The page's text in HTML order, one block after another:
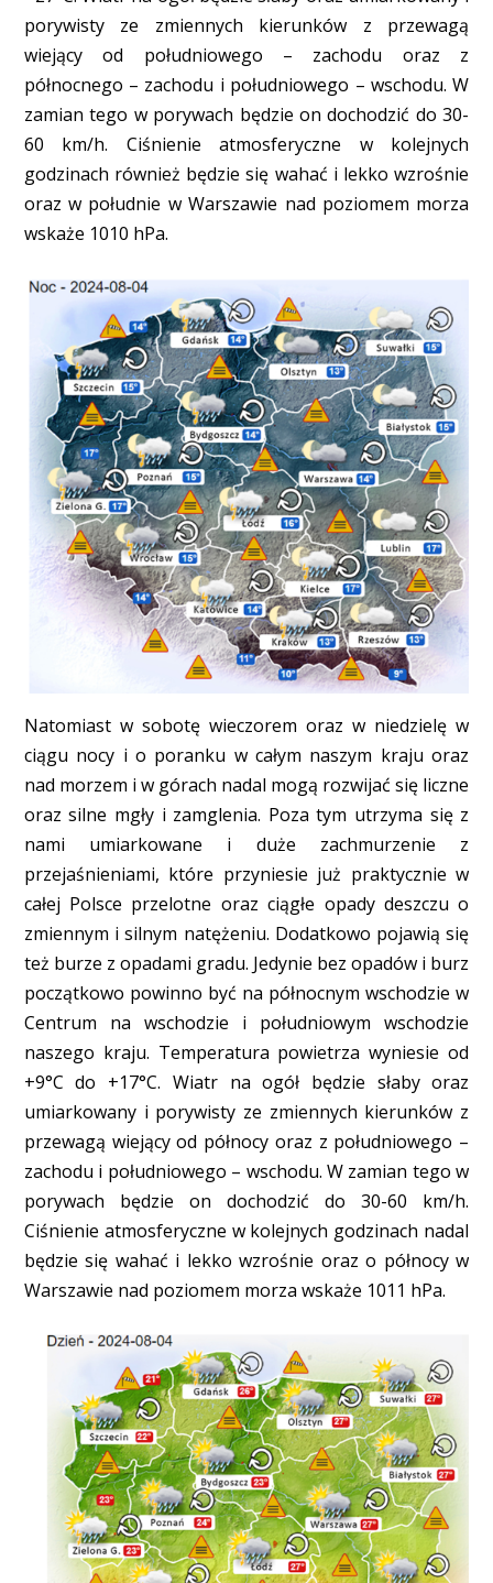
porywisty ze zmiennych kierunków z przewagą
wiejący od południowego – zachodu oraz z
północnego – zachodu i południowego – wschodu. W
zamian tego w porywach będzie on dochodzić do 30-
60 km/h. Ciśnienie atmosferyczne w kolejnych
godzinach również będzie się wahać i lekko wzrośnie
oraz w południe w Warszawie nad poziomem morza
wskaże 1010 hPa.
Natomiast w sobotę wieczorem oraz w niedzielę w
ciągu nocy i o poranku w całym naszym kraju oraz
nad morzem i w górach nadal mogą rozwijać się liczne
oraz silne mgły i zamglenia. Poza tym utrzyma się z
nami umiarkowane i duże zachmurzenie z
przejaśnieniami, które przyniesie już praktycznie w
całej Polsce przelotne oraz ciągłe opady deszczu o
zmiennym i silnym natężeniu. Dodatkowo pojawią się
też burze z opadami gradu. Jedynie bez opadów i burz
początkowo powinno być na północnym wschodzie w
Centrum na wschodzie i południowym wschodzie
naszego kraju. Temperatura powietrza wyniesie od
+9°C do +17°C. Wiatr na ogół będzie słaby oraz
umiarkowany i porywisty ze zmiennych kierunków z
przewagą wiejący od północy oraz z południowego –
zachodu i południowego – wschodu. W zamian tego w
porywach będzie on dochodzić do 30-60 km/h.
Ciśnienie atmosferyczne w kolejnych godzinach nadal
będzie się wahać i lekko wzrośnie oraz o północy w
Warszawie nad poziomem morza wskaże 1011 hPa.